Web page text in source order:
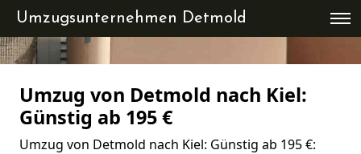
Umzugsunternehmen Detmold
Umzug von Detmold nach Kiel:
Günstig ab 195 €
Umzug von Detmold nach Kiel: Günstig ab 195 €: